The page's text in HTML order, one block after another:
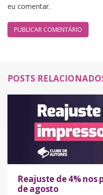
eu comentar.
POSTS
Reajuste de 4% nos
de agosto